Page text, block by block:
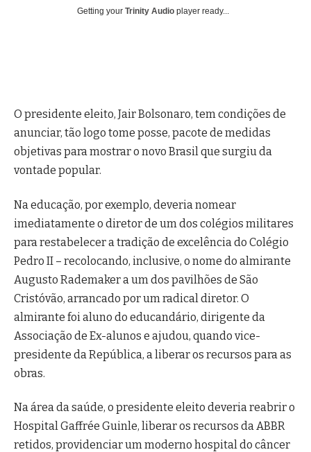
Getting your Trinity Audio player ready...
O presidente eleito, Jair Bolsonaro, tem condições de
anunciar, tão logo tome posse, pacote de medidas
objetivas para mostrar o novo Brasil que surgiu da
vontade popular.
Na educação, por exemplo, deveria nomear
imediatamente o diretor de um dos colégios militares
para restabelecer a tradição de excelência do Colégio
Pedro II – recolocando, inclusive, o nome do almirante
Augusto Rademaker a um dos pavilhões de São
Cristóvão, arrancado por um radical diretor. O
almirante foi aluno do educandário, dirigente da
Associação de Ex-alunos e ajudou, quando vice-
presidente da República, a liberar os recursos para as
obras.
Na área da saúde, o presidente eleito deveria reabrir o
Hospital Gaffrée Guinle, liberar os recursos da ABBR
retidos, providenciar um moderno hospital do câncer